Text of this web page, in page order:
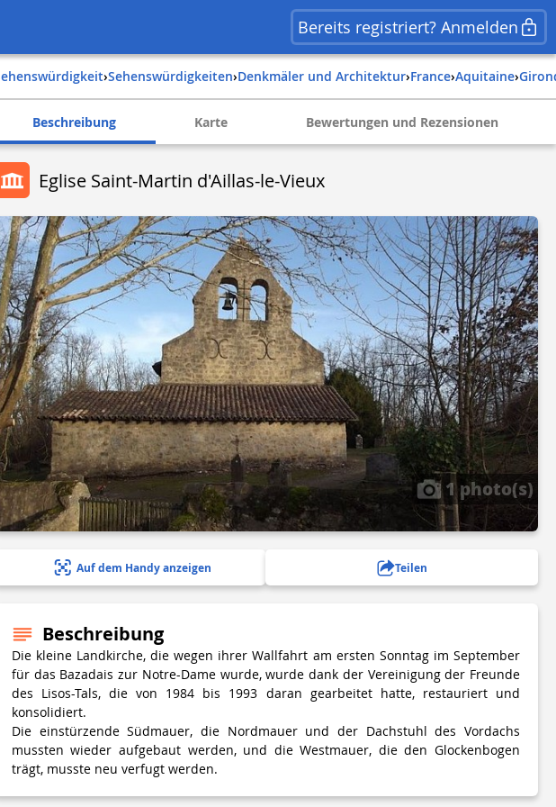
Bereits registriert? Anmelden
Sehenswürdigkeit› Sehenswürdigkeiten› Denkmäler und Architektur› france› aquitaine›
Beschreibung Karte Bewertungen und Rezensionen
Eglise Saint-Martin d'Aillas-le-Vieux
1 photo(s)
Auf dem Handy anzeigen Teilen
Beschreibung
Die kleine Landkirche, die wegen ihrer Wallfahrt am ersten Sonntag im September
für das Bazadais zur Notre-Dame wurde, wurde dank der Vereinigung der Freunde
des Lisos-Tals, die von 1984 bis 1993 daran gearbeitet hatte, restauriert und
konsolidiert.
Die einstürzende Südmauer, die Nordmauer und der Dachstuhl des Vordachs
mussten wieder aufgebaut werden, und die Westmauer, die den Glockenbogen
trägt, musste neu verfugt werden.